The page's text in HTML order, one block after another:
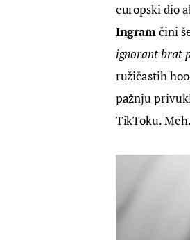
europski dio
Ingram čini
ignorant brat
ružičastih
pažnju
TikToku.